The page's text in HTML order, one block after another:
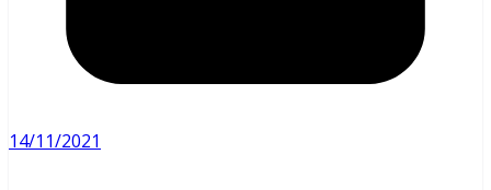
14/11/2021